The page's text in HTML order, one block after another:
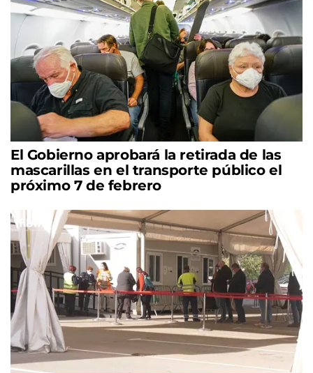
El Gobierno aprobará la retirada de las
mascarillas en el transporte público el
próximo 7 de febrero